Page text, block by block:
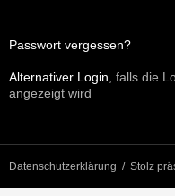
Passwort vergessen?
Alternativer Login , falls die
angezeigt wird
Datenschutzerklärung Stolz